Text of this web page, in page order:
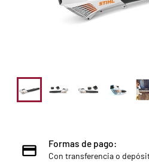
Formas de pago:
Con transferencia o